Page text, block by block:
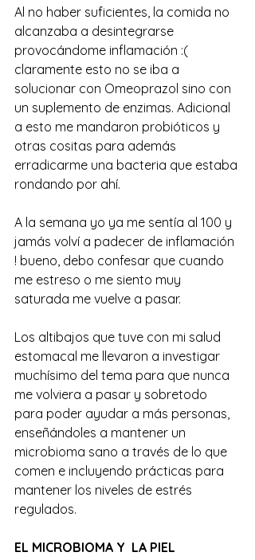
Al no haber suficientes, la comida no
alcanzaba a desintegrarse
provocándome inflamación :(
claramente esto no se iba a
solucionar con Omeoprazol sino con
un suplemento de enzimas. Adicional
a esto me mandaron probióticos y
otras cositas para además
erradicarme una bacteria que estaba
rondando por ahí.
A la semana yo ya me sentía al 100 y
jamás volví a padecer de inflamación
! bueno, debo confesar que cuando
me estreso o me siento muy
saturada me vuelve a pasar.
Los altibajos que tuve con mi salud
estomacal me llevaron a investigar
muchísimo del tema para que nunca
me volviera a pasar y sobretodo
para poder ayudar a más personas,
enseñándoles a mantener un
microbioma sano a través de lo que
comen e incluyendo prácticas para
mantener los niveles de estrés
regulados.
EL MICROBIOMA Y  LA PIEL